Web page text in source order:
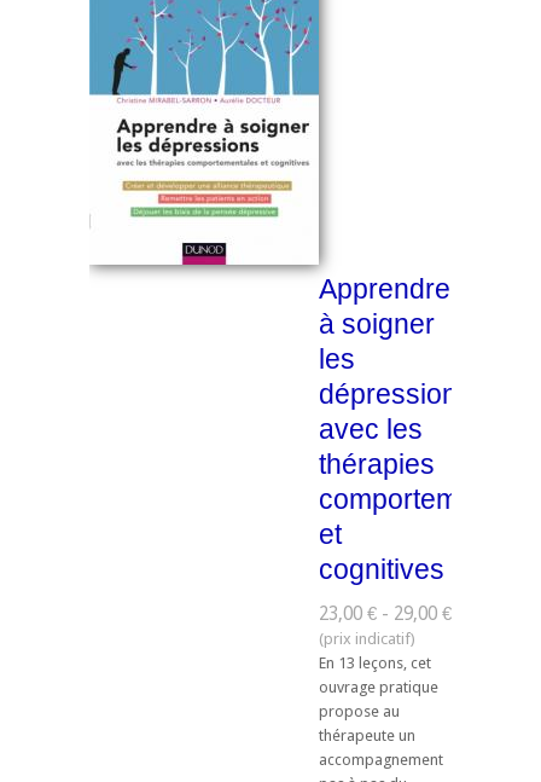
Apprendre
à soigner
les
dépressions
avec les
thérapies
et
cognitives
23,00 € - 29,00 €
En 13 leçons, cet
ouvrage pratique
propose au
thérapeute un
accompagnement